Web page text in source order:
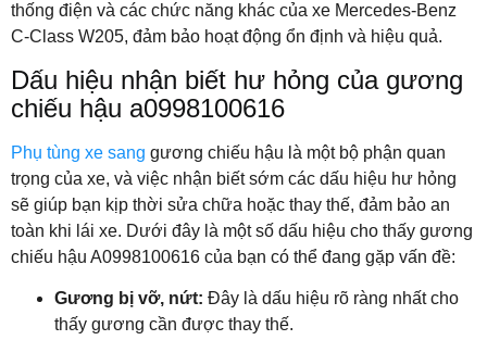
thống điện và các chức năng khác của xe Mercedes-Benz
C-Class W205, đảm bảo hoạt động ổn định và hiệu quả.
Dấu hiệu nhận biết hư hỏng của gương
chiếu hậu a0998100616
Phụ tùng xe sang gương chiếu hậu là một bộ phận quan
trọng của xe, và việc nhận biết sớm các dấu hiệu hư hỏng
sẽ giúp bạn kịp thời sửa chữa hoặc thay thế, đảm bảo an
toàn khi lái xe. Dưới đây là một số dấu hiệu cho thấy gương
chiếu hậu A0998100616 của bạn có thể đang gặp vấn đề:
Gương bị vỡ, nứt: Đây là dấu hiệu rõ ràng nhất cho
thấy gương cần được thay thế.